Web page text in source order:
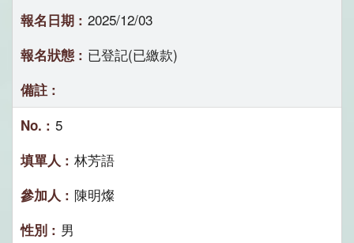
2025/12/03
已登記(已繳款)
5
林芳語
陳明燦
男